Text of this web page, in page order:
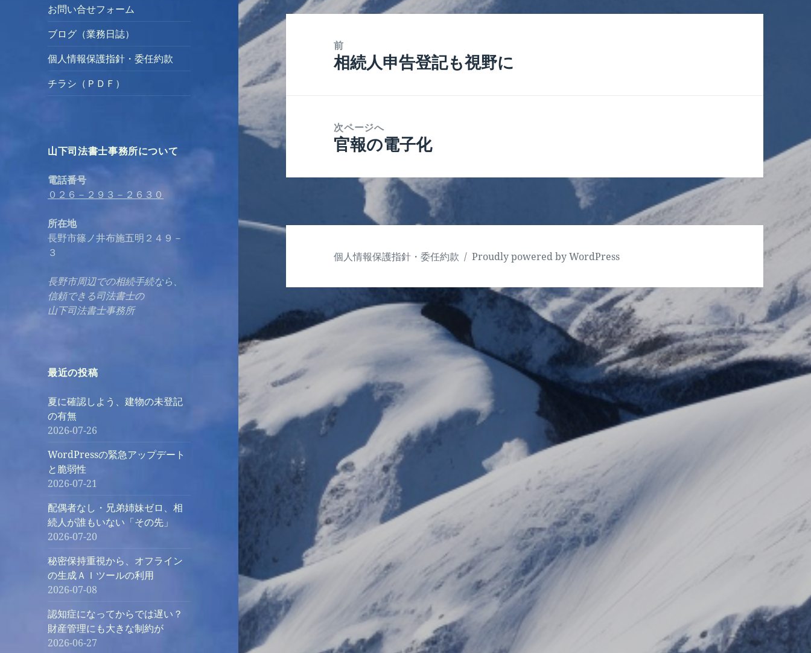
お問い合せフォーム
ブログ（業務日誌）
個人情報保護指針・委任約款
チラシ（ＰＤＦ）
山下司法書士事務所について
電話番号
０２６－２９３－２６３０
所在地
長野市篠ノ井布施五明２４９－
３
長野市周辺での相続手続なら、
信頼できる司法書士の
山下司法書士事務所
最近の投稿
夏に確認しよう、建物の未登記
の有無
2026-07-26
WordPressの緊急アップデート
と脆弱性
2026-07-21
配偶者なし・兄弟姉妹ゼロ、相
続人が誰もいない「その先」
2026-07-20
秘密保持重視から、オフライン
の生成ＡＩツールの利用
2026-07-08
認知症になってからでは遅い？
財産管理にも大きな制約が
2026-06-27
投
ビ
ゲ
ー
ョ
前
前
相続人申告登記も視野に
次ページへ
次
投
官報の電子化
個人情報保護指針・委任約款 Proudly powered by WordPress